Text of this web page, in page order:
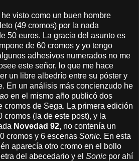
visto como un buen hombre
(49 cromos) por la nada
50 euros. La gracia del asunto es
de 60 cromos y yo tengo
adhesivos numerados no me
este señor, lo que me hace
un libre albedrío entre su póster y
En un análisis más concienzudo he
en el mismo año publicó dos
cromos de Sega. La primera edición
cromos (la de este post), y la
Novedad 92, no contenía un
cromos y 6 escenas Sonic. En esta
aparecía otro cromo en el bollo
del abecedario y el Sonic por ahí